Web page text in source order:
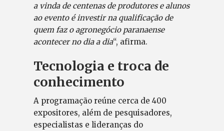
a vinda de centenas de produtores e alunos
ao evento é investir na qualificação de
quem faz o agronegócio paranaense
acontecer no dia a dia“, afirma.
Tecnologia e troca de
conhecimento
A programação reúne cerca de 400
expositores, além de pesquisadores,
especialistas e lideranças do